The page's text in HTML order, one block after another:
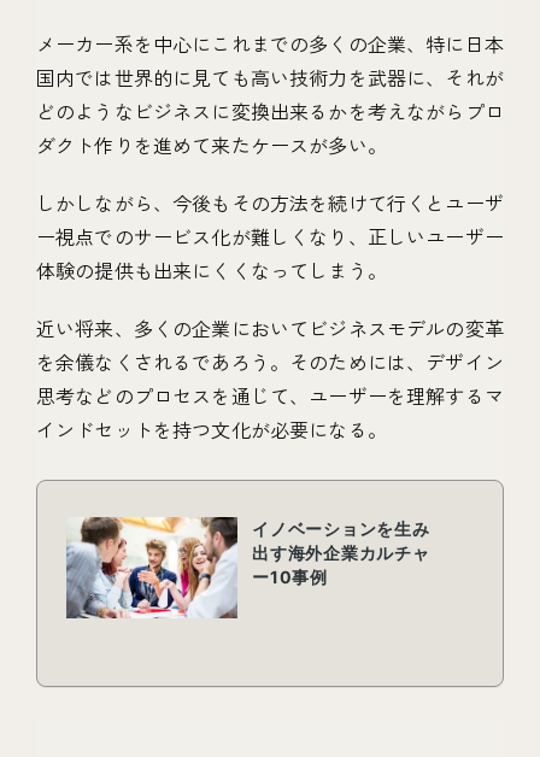
メーカー系を中心にこれまでの多くの企業、特に日本
国内では世界的に見ても高い技術力を武器に、それが
どのようなビジネスに変換出来るかを考えながらプロ
ダクト作りを進めて来たケースが多い。
しかしながら、今後もその方法を続けて行くとユーザ
ー視点でのサービス化が難しくなり、正しいユーザー
体験の提供も出来にくくなってしまう。
近い将来、多くの企業においてビジネスモデルの変革
を余儀なくされるであろう。そのためには、デザイン
思考などのプロセスを通じて、ユーザーを理解するマ
インドセットを持つ文化が必要になる。